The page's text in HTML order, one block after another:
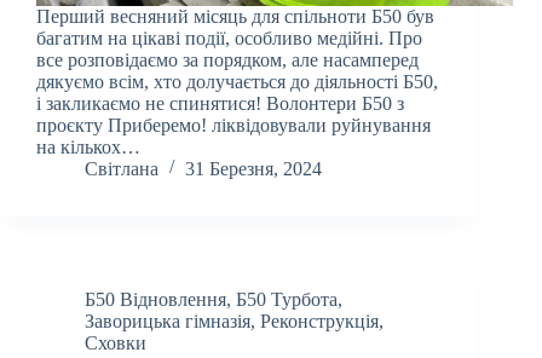
Перший весняний місяць для спільноти Б50 був
багатим на цікаві події, особливо медійні. Про
все розповідаємо за порядком, але насамперед
дякуємо всім, хто долучається до діяльності Б50,
і закликаємо не спинятися! Волонтери Б50 з
проєкту Приберемо! ліквідовували руйнування
на кількох…
Світлана
31 Березня, 2024
Б50 Відновлення, Б50 Турбота,
Заворицька гімназія, Реконструкція,
Сховки